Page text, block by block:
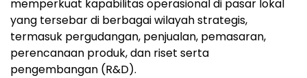
memperkuat kapabilitas operasional di pasar lokal
yang tersebar di berbagai wilayah strategis,
termasuk pergudangan, penjualan, pemasaran,
perencanaan produk, dan riset serta
pengembangan (R&D).